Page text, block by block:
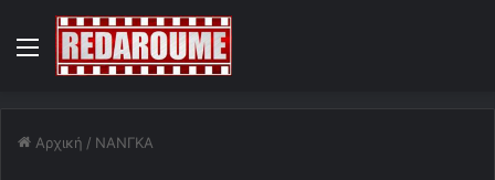
Menu
Αρχική / ΝΑΝΓΚΑ